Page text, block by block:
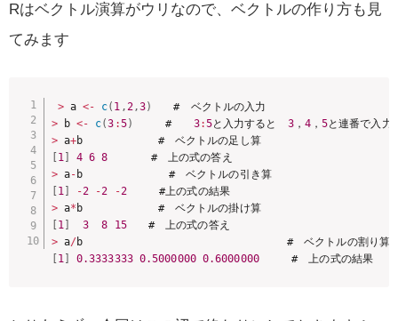
Rはベクトル演算がウリなので、ベクトルの作り方も見
てみます
> a <- c( 1 ,2,3)
> b <- c(3 :5) # 3:5と入力すると 3， 4， 5
> a+
b　　　　　　　#　ベクトルの足し算
1] 4 6 8
> a-
b　　　　　　　　#　ベクトルの引き算
1] -2 -2 -2
#上の式の結果
> a*
b　　　　　　　#　ベクトルの掛け算
1] 3 8 15
> a/
1] 0.3333333 0.5000000 0.6000000 #　上の式の結果